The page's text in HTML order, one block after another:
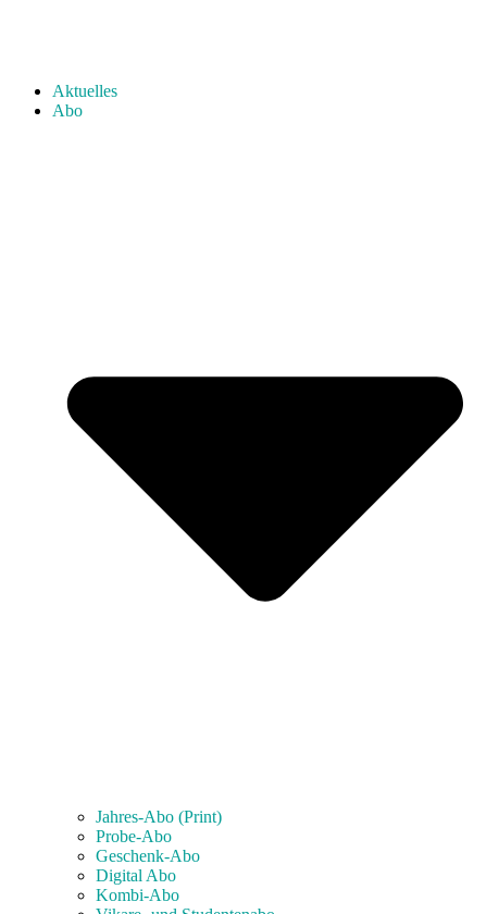
Aktuelles
Abo
Jahres-Abo (Print)
Probe-Abo
Geschenk-Abo
Digital Abo
Kombi-Abo